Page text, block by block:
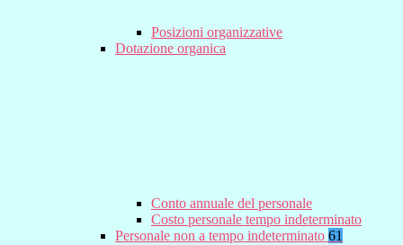
Posizioni organizzative
Dotazione organica
Conto annuale del personale
Costo personale tempo indeterminato
Personale non a tempo indeterminato 61